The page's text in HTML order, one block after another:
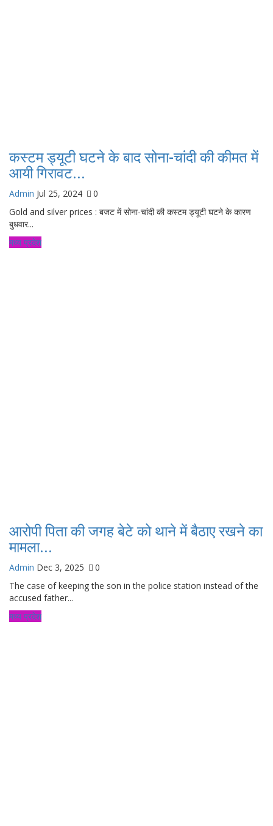
कस्टम ड्यूटी घटने के बाद सोना-चांदी की कीमत में
आयी गिरावट...
Admin Jul 25, 2024
0
Gold and silver prices : बजट में सोना-चांदी की कस्टम ड्यूटी घटने के कारण
बुधवार...
मध्य प्रदेश
आरोपी पिता की जगह बेटे को थाने में बैठाए रखने का
मामला...
Admin Dec 3, 2025
0
The case of keeping the son in the police station instead of the
accused father...
मध्य प्रदेश